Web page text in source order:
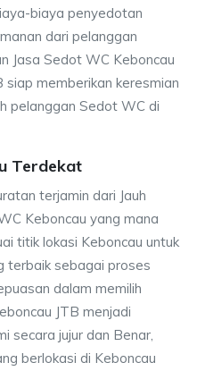
biaya penyedotan
dari pelanggan
Jasa Sedot WC Keboncau
siap memberikan keresmian
pelanggan Sedot WC di
Terdekat
terjamin dari Jauh
Keboncau yang mana
titik lokasi Keboncau untuk
terbaik sebagai proses
dalam memilih
JTB menjadi
secara jujur dan Benar,
berlokasi di Keboncau